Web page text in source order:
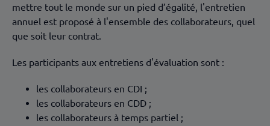
mettre tout le monde sur un pied d’égalité, l'entretien
annuel est proposé à l'ensemble des collaborateurs, quel
que soit leur contrat.
Les participants aux entretiens d'évaluation sont :
les collaborateurs en CDI ;
les collaborateurs en CDD ;
les collaborateurs à temps partiel ;